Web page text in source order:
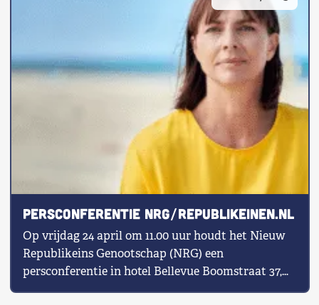
Persconferentie NRG/Republikeinen.nl
Op vrijdag 24 april om 11.00 uur houdt het Nieuw
Republikeins Genootschap (NRG) een
persconferentie in hotel Bellevue Boomstraat 37,
[…]